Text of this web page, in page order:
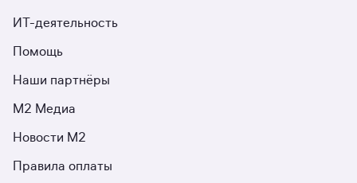
ИТ-деятельность
Помощь
Наши партнёры
М2 Медиа
Новости М2
Правила оплаты